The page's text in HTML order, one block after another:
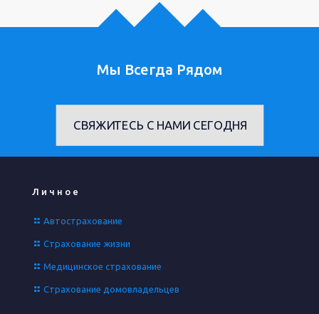
Мы Всегда Рядом
СВЯЖИТЕСЬ С НАМИ СЕГОДНЯ
Личное
Автострахование
Страхование жизни
Медицинское страхование
Страхование домовладельцев